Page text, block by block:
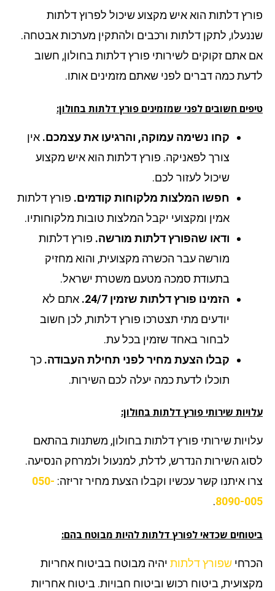
דלתות הוא איש מקצוע שיכול לפרוץ דלתות
לתקן דלתות ורכבים ולהתקין מערכות אבטחה.
אתם זקוקים לשירותי פורץ דלתות בחולון, חשוב
כמה דברים לפני שאתם מזמינים אותו.
חשובים לפני שמזמינים פורץ דלתות בחולון:
קחו נשימה עמוקה, והרגיעו את עצמכם.אין
צורך לפאניקה. פורץ דלתות הוא איש מקצוע
שיכול לעזור לכם.
חפשו המלצות מלקוחות קודמים.פורץ דלתות
אמין ומקצועי יקבל המלצות טובות מלקוחותיו.
ודאו שהפורץ דלתות מורשה.פורץ דלתות
מורשה עבר הכשרה מקצועית, והוא מחזיק
בתעודת סמכה מטעם משטרת ישראל.
הזמינו פורץ דלתות שזמין 24/7.
אתם לא
יודעים מתי תצטרכו פורץ דלתות, לכן חשוב
לבחור באחד שזמין בכל עת.
קבלו הצעת מחיר לפני תחילת העבודה.כך
תוכלו לדעת כמה יעלה לכם השירות.
שירותי פורץ דלתות בחולון:
שירותי פורץ דלתות בחולון, משתנות בהתאם
השירות הנדרש, לדלת, למנעול ולמרחק הנסיעה.
איתנו קשר עכשיו וקבלו הצעת מחיר זריזה:050-
8090-
.
שכדאי לפורץ דלתות להיות מבוטח בהם:
שפורץ דלתותיהיה מבוטח בביטוח אחריות
ביטוח רכוש וביטוח חבויות. ביטוח אחריות